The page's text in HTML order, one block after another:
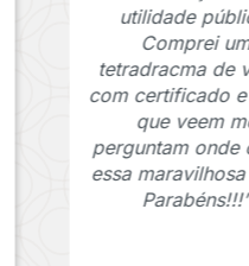
utilidade
Comprei
tetradracma de
com certificado
que veem
perguntam onde
essa